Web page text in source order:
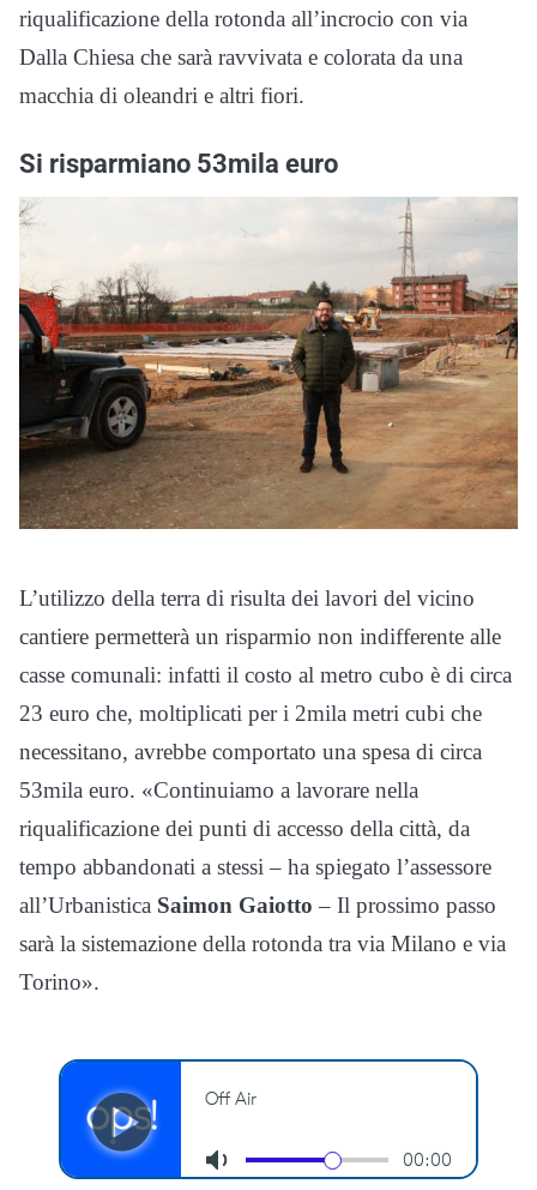
riqualificazione della rotonda all’incrocio con via
Dalla Chiesa che sarà ravvivata e colorata da una
macchia di oleandri e altri fiori.
Si risparmiano 53mila euro
L’utilizzo della terra di risulta dei lavori del vicino
cantiere permetterà un risparmio non indifferente alle
casse comunali: infatti il costo al metro cubo è di circa
23 euro che, moltiplicati per i 2mila metri cubi che
necessitano, avrebbe comportato una spesa di circa
53mila euro. «Continuiamo a lavorare nella
riqualificazione dei punti di accesso della città, da
tempo abbandonati a stessi – ha spiegato l’assessore
all’Urbanistica Saimon Gaiotto – Il prossimo passo
sarà la sistemazione della rotonda tra via Milano e via
Torino».